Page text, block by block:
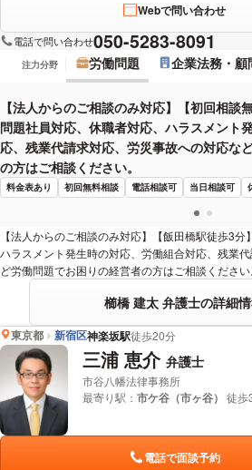
Webで問い合わせ
電話で問い合わせ050-5283-8091
注力分野 労働問題 企業法務・顧
【法人からのご相談のみ対応】【初回相談
問題社員対応、休職者対応、ハラスメント
応、残業代請求対応、労災事故への対応な
の方はご相談ください。
料金表あり 初回無料相談 電話相談可 当日相談可
【法人からのご相談のみ対応】【飯田橋駅徒歩3分
ハラスメント発生時の対応、労働組合対応、残業
ど労働問題でお困りの経営者の方はご相談ください
櫛橋 建太 弁護士の詳細
東京都 新宿区神楽坂駅徒歩20分
三浦 恵介 弁護士
市谷八幡法律事務所
最寄り駅： 市ケ谷（市ヶ谷） 徒歩
電話で面談予約